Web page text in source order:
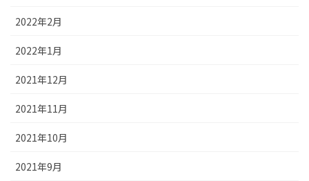
2022年2月
2022年1月
2021年12月
2021年11月
2021年10月
2021年9月